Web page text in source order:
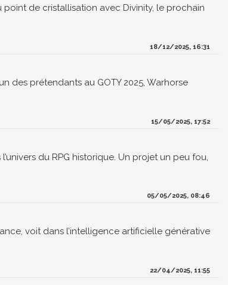
de cristallisation avec Divinity, le prochain
18/12/2025, 16:31
des prétendants au GOTY 2025, Warhorse
15/05/2025, 17:52
du RPG historique. Un projet un peu fou,
05/05/2025, 08:46
voit dans l’intelligence artificielle générative
22/04/2025, 11:55